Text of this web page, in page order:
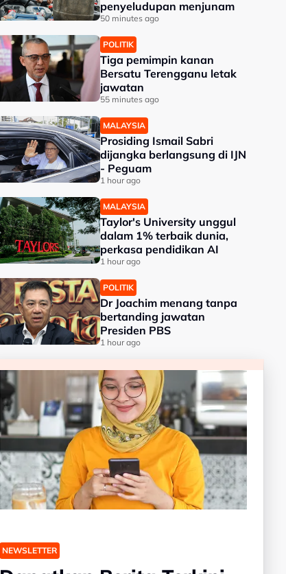
penyeludupan menjunam
50 minutes ago
POLITIK
Tiga pemimpin kanan
Bersatu Terengganu letak
jawatan
55 minutes ago
MALAYSIA
Prosiding Ismail Sabri
dijangka berlangsung di IJN
- Peguam
1 hour ago
MALAYSIA
Taylor's University unggul
dalam 1% terbaik dunia,
perkasa pendidikan AI
1 hour ago
POLITIK
Dr Joachim menang tanpa
bertanding jawatan
Presiden PBS
1 hour ago
NEWSLETTER